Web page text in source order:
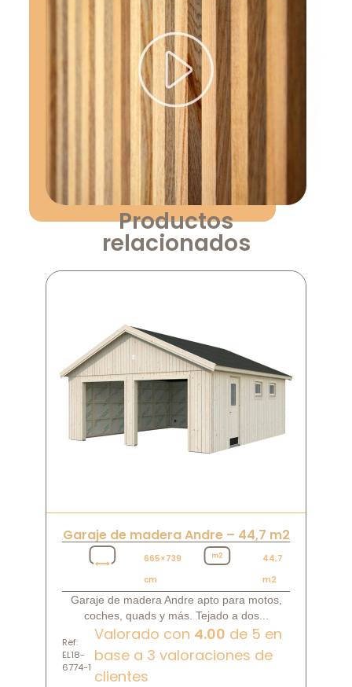
Productos
relacionados
Garaje de madera Andre – 44,7 m2
665×739
cm
44,7
m2
Garaje de madera Andre apto para motos,
coches, quads y más. Tejado a dos...
Ref:
EL18-
6774-1
Valorado con 4.00 de 5 en
base a 3 valoraciones de
clientes